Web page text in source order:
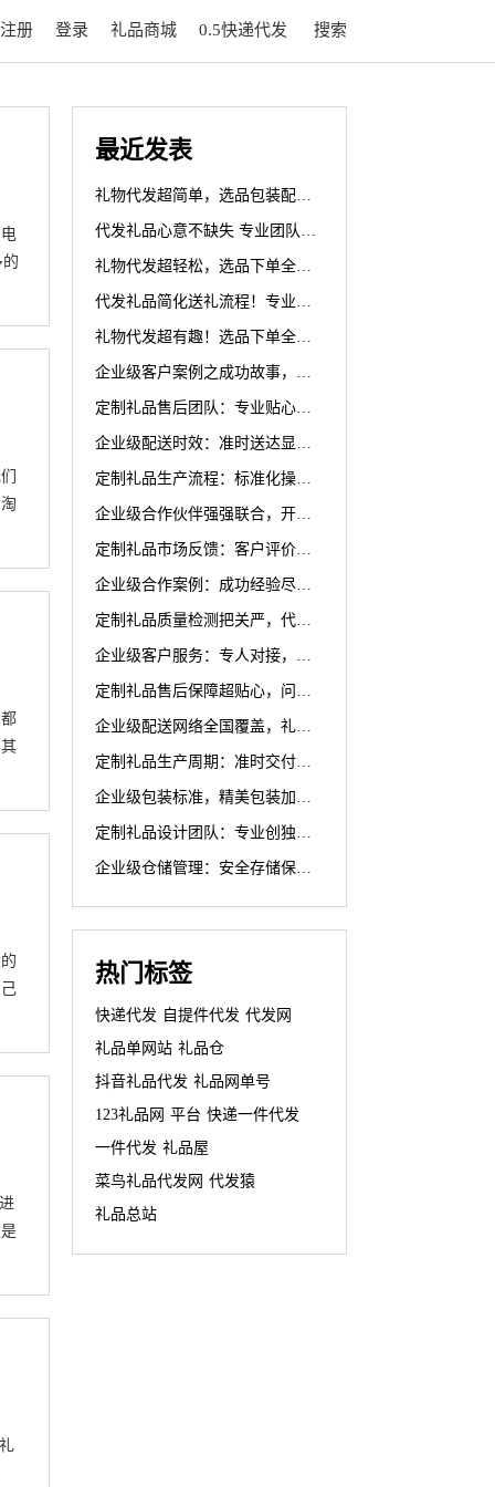
注册 登录 礼品商城 0.5快递代发 搜索
最近发表
礼物代发超简单，选品包装配送一键完成，如玩拼图般轻松
代发礼品心意不缺失 专业团队确保礼物完整
礼物代发超轻松，选品下单全搞定，惊喜时刻降临！
代发礼品简化送礼流程！专业团队助力，让复杂变轻松
礼物代发超有趣！选品下单全程嗨，惊喜连连不停歇
企业级客户案例之成功故事，代发更具可信度
定制礼品售后团队：专业贴心代发服务，全方位保障您的权益
企业级配送时效：准时送达显优势，代发高效创佳绩
定制礼品生产流程：标准化操作，让代发更规范
企业级合作伙伴强强联合，开启代发专业新篇章
定制礼品市场反馈：客户评价凸显代发更透明
企业级合作案例：成功经验尽显，代发可靠之选
定制礼品质量检测把关严，代发无忧超安心
企业级客户服务：专人对接，精准把握需求，开启优质服务新篇章
定制礼品售后保障超贴心，问题解决代发无忧更放心
企业级配送网络全国覆盖，礼品送达更快捷，极速体验超省心
定制礼品生产周期：准时交付，代发高效开启礼品定制新篇章
企业级包装标准，精美包装加持，让礼品送出满满体面
定制礼品设计团队：专业创独特，贴心设计尽显非凡
企业级仓储管理：安全存储保障，礼品存放无忧
热门标签
快递代发 自提件代发 代发网
礼品单网站 礼品仓
抖音礼品代发 礼品网单号
123礼品网 平台 快递一件代发
一件代发 礼品屋
菜鸟礼品代发网 代发猿
礼品总站